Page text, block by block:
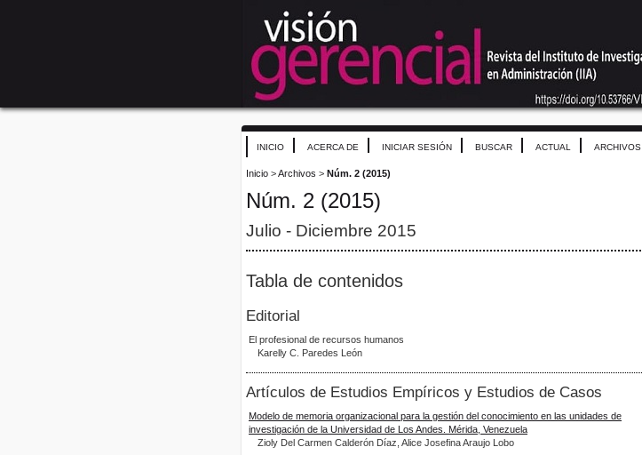
INICIO ACERCA DE INICIAR SESIÓN BUSCAR ACTUAL ARCHIVOS
Inicio >Archivos > Núm. 2 (2015)
Núm. 2 (2015)
Julio - Diciembre 2015
Tabla de contenidos
Editorial
El profesional de recursos humanos
Karelly C. Paredes León
Artículos de Estudios Empíricos y Estudios de Casos
Modelo de memoria organizacional para la gestión del conocimiento en las unidades de
investigación de la Universidad de Los Andes. Mérida, Venezuela
Zioly Del Carmen Calderón Díaz, Alice Josefina Araujo Lobo